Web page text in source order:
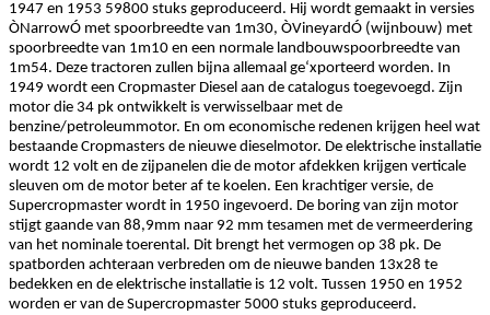
1947 en 1953 59800 stuks geproduceerd. Hij wordt gemaakt in versies
ÒNarrowÓ met spoorbreedte van 1m30, ÒVineyardÓ (wijnbouw) met
spoorbreedte van 1m10 en een normale landbouwspoorbreedte van
1m54. Deze tractoren zullen bijna allemaal ge‘xporteerd worden. In
1949 wordt een Cropmaster Diesel aan de catalogus toegevoegd. Zijn
motor die 34 pk ontwikkelt is verwisselbaar met de
benzine/petroleummotor. En om economische redenen krijgen heel wat
bestaande Cropmasters de nieuwe dieselmotor. De elektrische installatie
wordt 12 volt en de zijpanelen die de motor afdekken krijgen verticale
sleuven om de motor beter af te koelen. Een krachtiger versie, de
Supercropmaster wordt in 1950 ingevoerd. De boring van zijn motor
stijgt gaande van 88,9mm naar 92 mm tesamen met de vermeerdering
van het nominale toerental. Dit brengt het vermogen op 38 pk. De
spatborden achteraan verbreden om de nieuwe banden 13x28 te
bedekken en de elektrische installatie is 12 volt. Tussen 1950 en 1952
worden er van de Supercropmaster 5000 stuks geproduceerd.